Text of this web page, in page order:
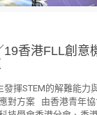
19香港FLL創意
發揮STEM的解難能力
對方案 由香港青年